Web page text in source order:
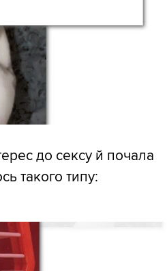
до сексу й почала
такого типу: